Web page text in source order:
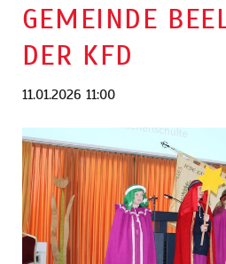
GEMEINDE
DER KFD
11.01.2026 11:00